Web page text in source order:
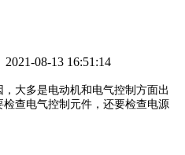
2021-08-13 16:51:14
大多是电动机和电气控制方面出
查电气控制元件，还要检查电源